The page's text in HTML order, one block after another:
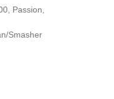
Passion,
Smasher